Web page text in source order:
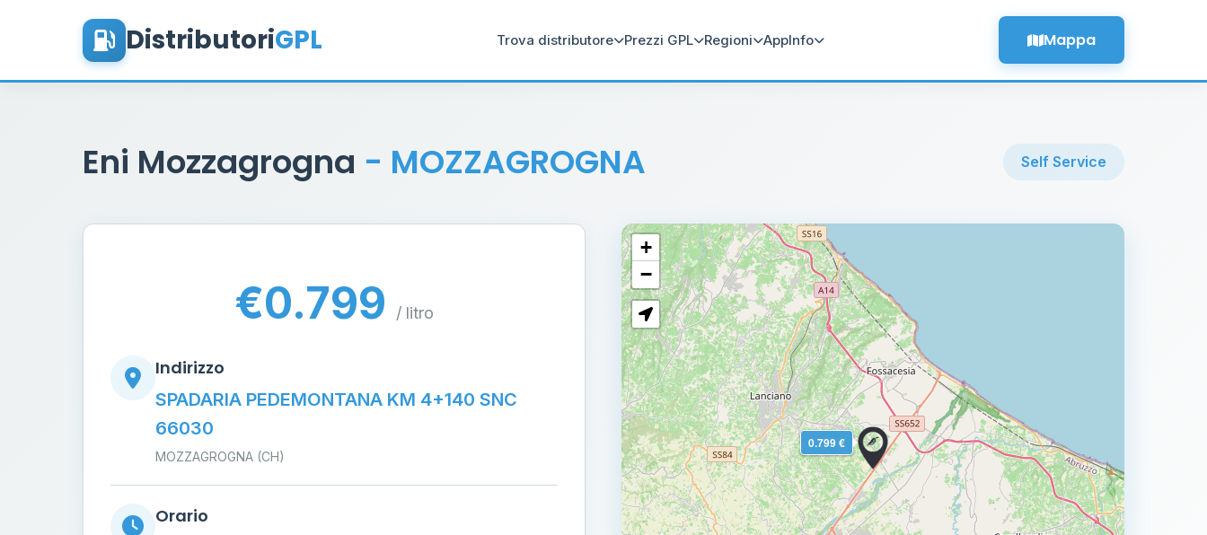
DistributoriGPL Trova distributore Prezzi GPL Regioni AppInfo Mappa
Eni Mozzagrogna - MOZZAGROGNA Self Service
€0.799 / litro
Indirizzo
SPADARIA PEDEMONTANA KM 4+140 SNC
66030
MOZZAGROGNA (CH)
Orario
0.799 €
+
−